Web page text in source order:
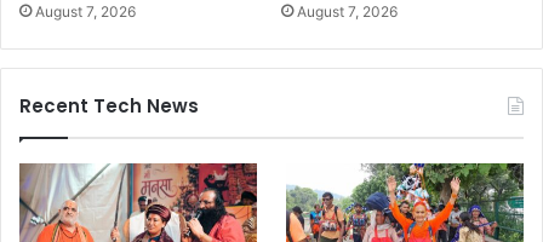
August 7, 2026 August 7, 2026
Recent Tech News